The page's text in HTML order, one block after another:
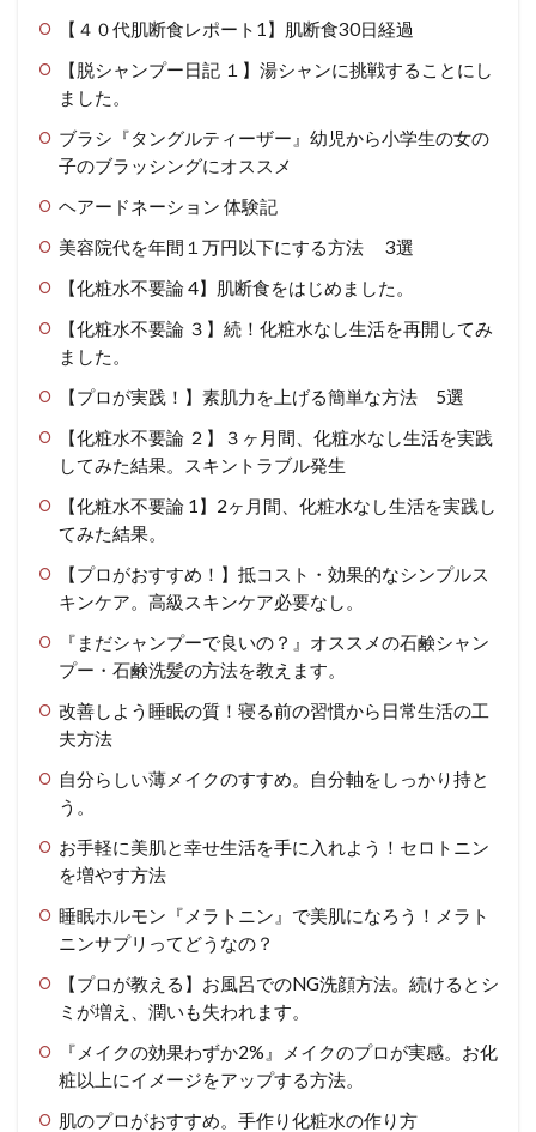
【４０代肌断食レポート1】肌断食30日経過
【脱シャンプー日記 １】湯シャンに挑戦することにし
ました。
ブラシ『タングルティーザー』幼児から小学生の女の
子のブラッシングにオススメ
ヘアードネーション 体験記
美容院代を年間１万円以下にする方法 3選
【化粧水不要論 4】肌断食をはじめました。
【化粧水不要論 ３】続！化粧水なし生活を再開してみ
ました。
【プロが実践！】素肌力を上げる簡単な方法 5選
【化粧水不要論 ２】３ヶ月間、化粧水なし生活を実践
してみた結果。スキントラブル発生
【化粧水不要論 1】2ヶ月間、化粧水なし生活を実践し
てみた結果。
【プロがおすすめ！】抵コスト・効果的なシンプルス
キンケア。高級スキンケア必要なし。
『まだシャンプーで良いの？』オススメの石鹸シャン
プー・石鹸洗髪の方法を教えます。
改善しよう睡眠の質！寝る前の習慣から日常生活の工
夫方法
自分らしい薄メイクのすすめ。自分軸をしっかり持と
う。
お手軽に美肌と幸せ生活を手に入れよう！セロトニン
を増やす方法
睡眠ホルモン『メラトニン』で美肌になろう！メラト
ニンサプリってどうなの？
【プロが教える】お風呂でのNG洗顔方法。続けるとシ
ミが増え、潤いも失われます。
『メイクの効果わずか2%』メイクのプロが実感。お化
粧以上にイメージをアップする方法。
肌のプロがおすすめ。手作り化粧水の作り方